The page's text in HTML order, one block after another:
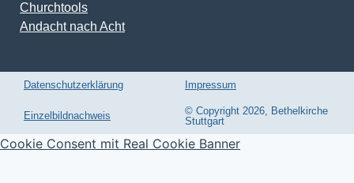
Churchtools
Andacht nach Acht
Datenschutzerklärung Impressum
Einzelbildnachweis
© Copyright 2026, Bethelkirche
Stuttgart
Cookie Consent mit Real Cookie Banner